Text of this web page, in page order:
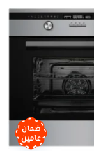
ضمان
عامين